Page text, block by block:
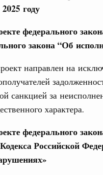
году
федерального
закона “Об
направлен на
санкцией за
характера.
федерального
Российской
Пресс-
примет